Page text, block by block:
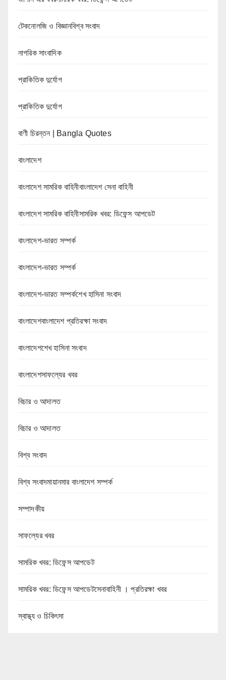
টেকনোলজি ও বিজ্ঞানবিশ্ব সংবাদ
নাগরিক সাংবাদিক
প্রাকিতিক দুর্যোগ
প্রাকিতিক দুর্যোগ
বাণী চিরন্তন | Bangla Quotes
বাংলাদেশ
বাংলাদেশ সামরিক বাহিনীবাংলাদেশ সেনা বাহিনী
বাংলাদেশ সামরিক বাহিনীসামরিক খবর: ডিফেন্স আপডেট
বাংলাদেশ-ভারত সম্পর্ক
বাংলাদেশ-ভারত সম্পর্ক
বাংলাদেশ-ভারত সম্পর্কশেখ হাসিনা সংবাদ
বাংলাদেশবাংলাদেশ প্রতিরক্ষা সংবাদ
বাংলাদেশশেখ হাসিনা সংবাদ
বাংলাদেশসাফল্যের খবর
বিচার ও আদালত
বিচার ও আদালত
বিশ্ব সংবাদ
বিশ্ব সংবাদমায়ানমার বাংলাদেশ সম্পর্ক
সম্পাদকীয়
সাফল্যের খবর
সামরিক খবর: ডিফেন্স আপডেট
সামরিক খবর: ডিফেন্স আপডেটসেনাবাহিনী । প্রতিরক্ষা খবর
স্বাস্থ্য ও চিকিৎসা